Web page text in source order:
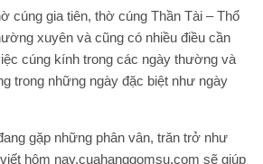
cúng gia tiên, thờ cúng Thần Tài – Thổ
xuyên và cũng có nhiều điều cần
cúng kính trong các ngày thường và
trong những ngày đặc biệt như ngày
gặp những phân vân, trăn trở như
hôm nay,cuahanggomsu.com sẽ giúp